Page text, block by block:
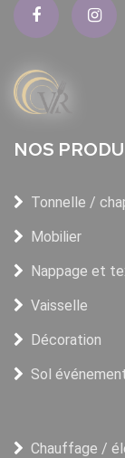
NOS
Tonnelle /
Mobilier
Nappage et
Vaisselle
Décoration
Sol
Chauffage /